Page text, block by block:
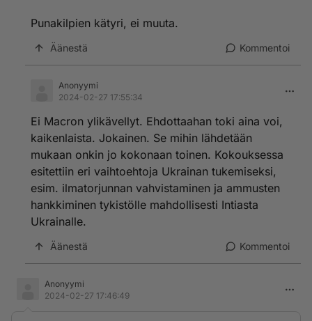
Punakilpien kätyri, ei muuta.
Äänestä Kommentoi
Anonyymi
2024-02-27 17:55:34
Ei Macron ylikävellyt. Ehdottaahan toki aina voi,
kaikenlaista. Jokainen. Se mihin lähdetään
mukaan onkin jo kokonaan toinen. Kokouksessa
esitettiin eri vaihtoehtoja Ukrainan tukemiseksi,
esim. ilmatorjunnan vahvistaminen ja ammusten
hankkiminen tykistölle mahdollisesti Intiasta
Ukrainalle.
Äänestä Kommentoi
Anonyymi
2024-02-27 17:46:49